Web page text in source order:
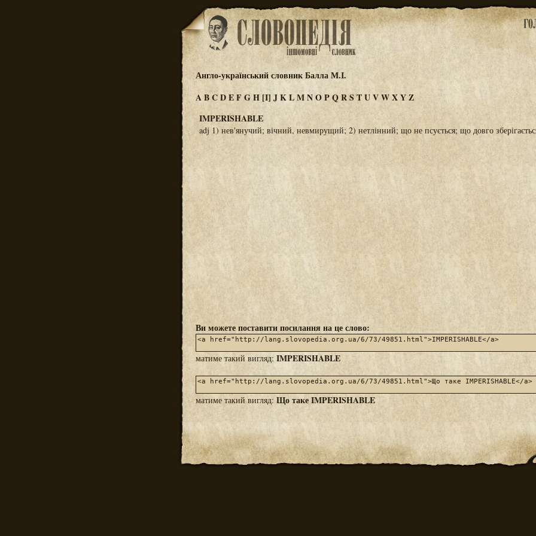
Англо-український словник Балла М.І.
ABCDEFGH [I] JKLMNOPQRSTUVWXYZ
IMPERISHABLE
adj 1) нев'янучий; вічний, невмирущий; 2) нетлінний; що не псується; що довго
Ви можете поставити посилання на це слово:
матиме такий вигляд: IMPERISHABLE
матиме такий вигляд:Що таке IMPERISHABLE